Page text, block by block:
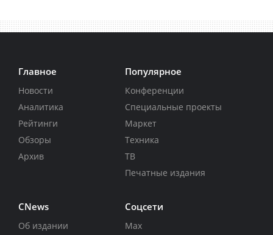
Главное
Новости
Аналитика
Рейтинги
Обзоры
Архив
Популярное
Конференции
Специальные проекты
Маркет
Техника
ТВ
Печатные издания
CNews
Об издании
Соцсети
Max